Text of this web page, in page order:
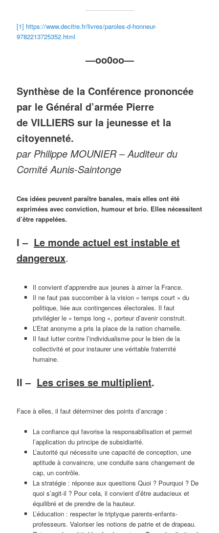
[1] https://www.decitre.fr/livres/paroles-d-honneur-
9782213725352.html
—oo0oo—
Synthèse de la Conférence prononcée
par le Général d’armée Pierre
de VILLIERS sur la jeunesse et la
citoyenneté.
par Philippe MOUNIER–Auditeur du
Comité Aunis-Saintonge
Ces idées peuvent paraître banales, mais elles ont été
exprimées avec conviction, humour et brio. Elles nécessitent
d’être rappelées.
I – Le monde actuel est instable et
dangereux.
Il convient d’apprendre aux jeunes à aimer la France.
Il ne faut pas succomber à la vision « temps court » du
politique, liée aux contingences électorales. Il faut
privilégier le « temps long », porteur d’avenir construit.
L’Etat anonyme a pris la place de la nation charnelle.
Il faut lutter contre l’individualisme pour le bien de la
collectivité et pour instaurer une véritable fraternité
humaine.
II – Les crises se multiplient.
Face à elles, il faut déterminer des points d’ancrage :
La confiance qui favorise la responsabilisation et permet
l’application du principe de subsidiarité.
L’autorité qui nécessite une capacité de conception, une
aptitude à convaincre, une conduite sans changement de
cap, un contrôle.
La stratégie : réponse aux questions Quoi ? Pourquoi ? De
quoi s’agit-il ? Pour cela, il convient d’être audacieux et
équilibré et de prendre de la hauteur.
L’éducation : respecter le triptyque parents-enfants-
professeurs. Valoriser les notions de patrie et de drapeau.